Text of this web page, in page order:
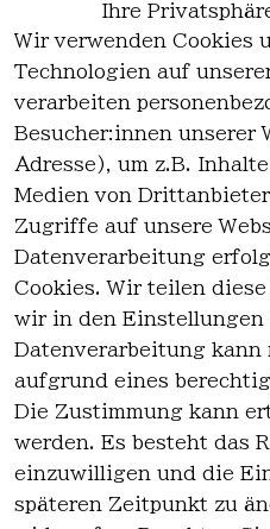
EU-Verantwortliche
für Details
Ihre
Wir verwenden Cookies
Technologien auf
verarbeiten
Besucher:innen unserer
Adresse), um z.B.
Medien von
Zugriffe auf unsere
Datenverarbeitung
Cookies. Wir teilen
wir in den Einstellungen
Datenverarbeitung
aufgrund eines
Die Zustimmung kann
werden. Es besteht das
einzuwilligen und die
späteren Zeitpunkt zu
es
AGB
Datenschutz
Kontakt
Kontakt
Registrieren